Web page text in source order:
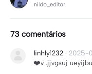
nildo_editor
73 comentários
linhly1232 · 2025-
❤️v .jjvgsuj